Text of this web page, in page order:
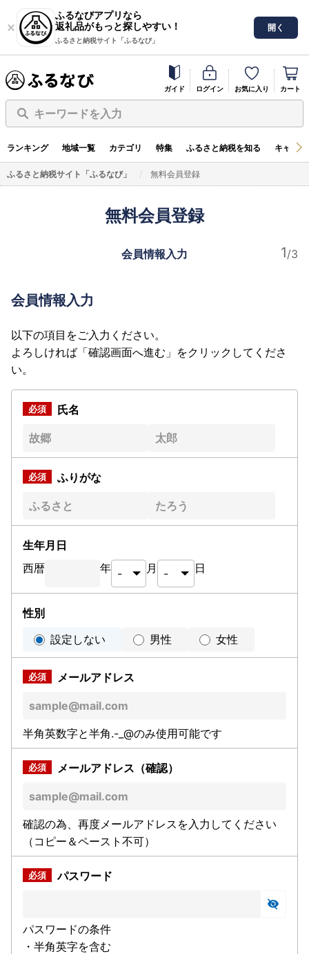
ふるなびアプリなら
返礼品がもっと探しやすい！
ふるさと納税サイト「ふるなび」
開く
ガイド ログイン お気に入り カート
キーワードを入力
ランキング 地域一覧 カテゴリ 特集 ふるさと納税を知る キャン
ふるさと納税サイト「ふるなび」 無料会員登録
無料会員登録
会員情報入力
会員情報入力
以下の項目をご入力ください。
よろしければ「確認画面へ進む」をクリックしてくださ
い。
氏名
ふりがな
生年月日
西暦
年 月 日
性別
設定しない
男性 女性
メールアドレス
半角英数字と半角.-_@のみ使用可能です
メールアドレス（確認）
確認の為、再度メールアドレスを入力してください
（コピー＆ペースト不可）
パスワード
パスワードの条件
・半角英字を含む